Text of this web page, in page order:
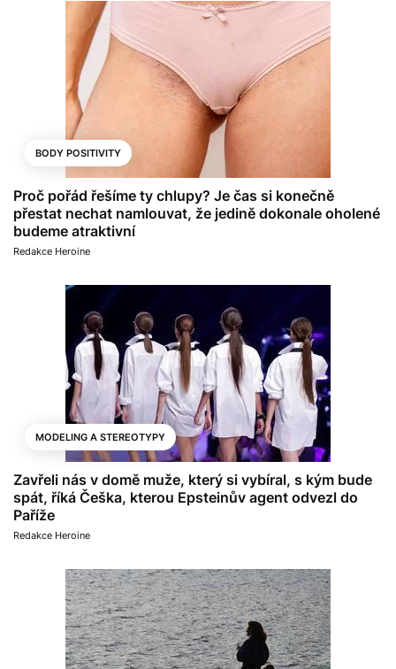
BODY POSITIVITY
Proč pořád řešíme ty chlupy? Je čas si konečně
přestat nechat namlouvat, že jedině dokonale oholené
budeme atraktivní
Redakce Heroine
MODELING A STEREOTYPY
Zavřeli nás v domě muže, který si vybíral, s kým bude
spát, říká Češka, kterou Epsteinův agent odvezl do
Paříže
Redakce Heroine